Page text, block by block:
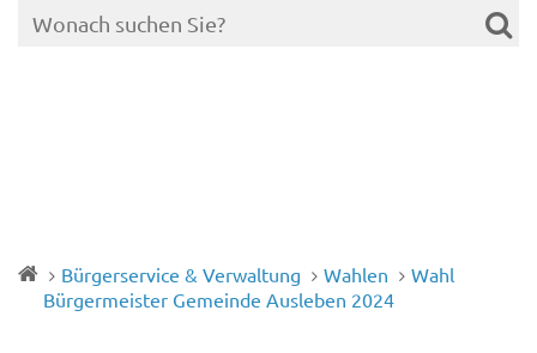
Bürgerservice & Verwaltung Wahlen
Wahl
Bürgermeister Gemeinde Ausleben 2024